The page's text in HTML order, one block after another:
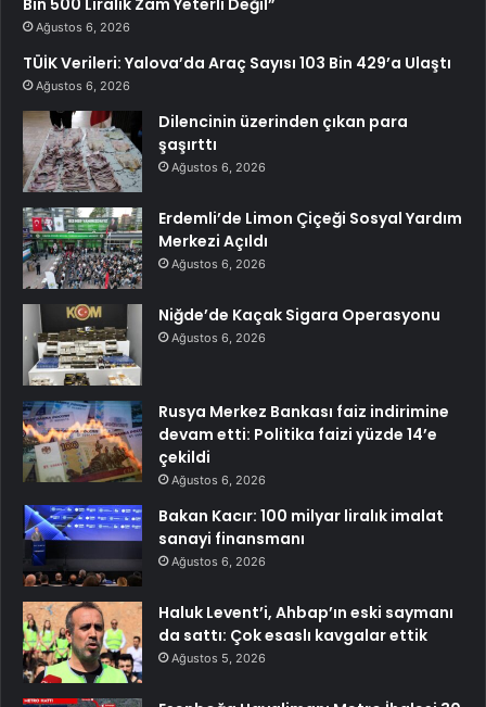
Bin 500 Liralık Zam Yeterli Değil”
Ağustos 6, 2026
TÜİK Verileri: Yalova’da Araç Sayısı 103 Bin 429’a Ulaştı
Ağustos 6, 2026
Dilencinin üzerinden çıkan para
şaşırttı
Ağustos 6, 2026
Erdemli’de Limon Çiçeği Sosyal Yardım
Merkezi Açıldı
Ağustos 6, 2026
Niğde’de Kaçak Sigara Operasyonu
Ağustos 6, 2026
Rusya Merkez Bankası faiz indirimine
devam etti: Politika faizi yüzde 14’e
çekildi
Ağustos 6, 2026
Bakan Kacır: 100 milyar liralık imalat
sanayi finansmanı
Ağustos 6, 2026
Haluk Levent’i, Ahbap’ın eski saymanı
da sattı: Çok esaslı kavgalar ettik
Ağustos 5, 2026